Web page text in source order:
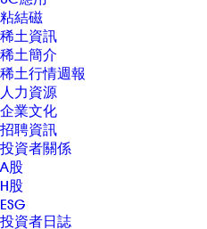
粘結磁
稀土資訊
稀土簡介
稀土行情週報
人力資源
企業文化
招聘資訊
投資者關係
A股
H股
ESG
投資者日誌